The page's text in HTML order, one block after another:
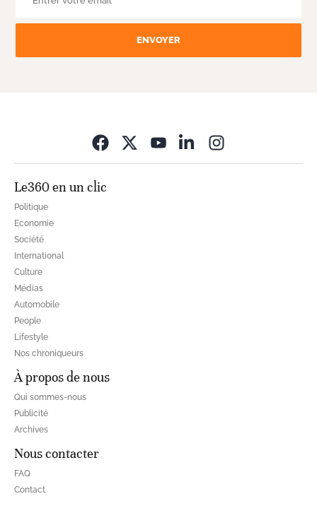
ENVOYER
Le360 en un clic
Politique
Economie
Société
International
Culture
Médias
Automobile
People
Lifestyle
Nos chroniqueurs
À propos de nous
Qui sommes-nous
Publicité
Archives
Nous contacter
FAQ
Contact